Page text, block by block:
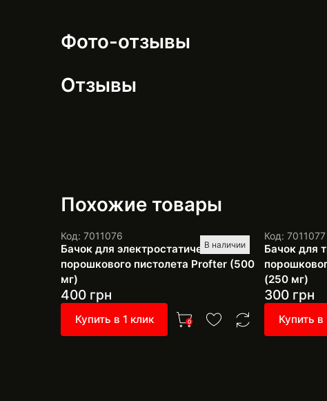
Фото-отзывы
Отзывы
Похожие товары
В наличии
Код: 7011076
Бачок для электростатического
порошкового пистолета Profter (500
мг)
400 грн
Купить в 1 клик 0
Код: 7011077
Бачок для
(250 мг)
300 грн
Купить в